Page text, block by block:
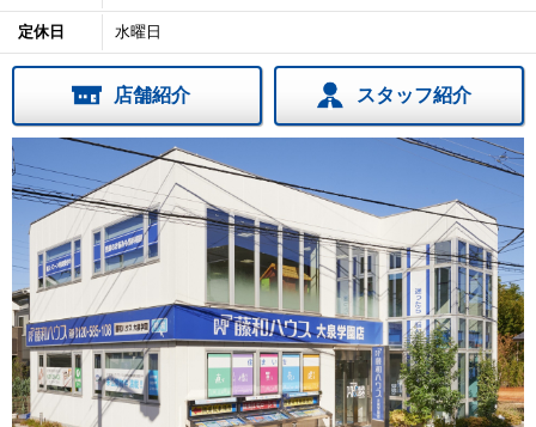
定休日 水曜日
店舗紹介 スタッフ紹介